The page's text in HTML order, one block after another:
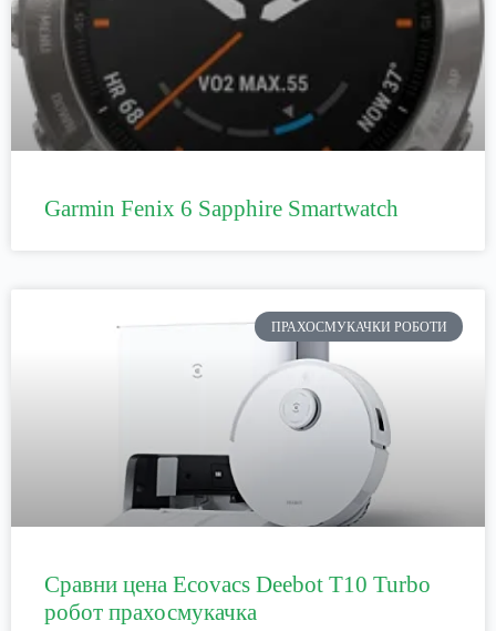
Garmin Fenix 6 Sapphire Smartwatch
ПРАХОСМУКАЧКИ РОБОТИ
Сравни цена Ecovacs Deebot T10 Turbo
робот прахосмукачка